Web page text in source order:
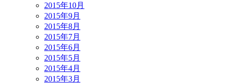
2015年10月
2015年9月
2015年8月
2015年7月
2015年6月
2015年5月
2015年4月
2015年3月